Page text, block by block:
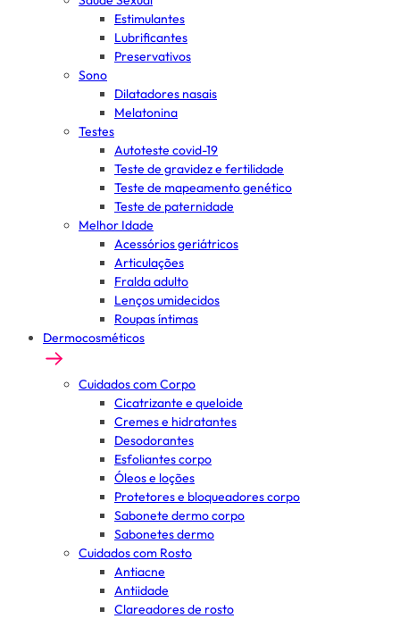
Estimulantes
Lubrificantes
Preservativos
Sono
Dilatadores nasais
Melatonina
Testes
Autoteste covid-19
Teste de gravidez e fertilidade
Teste de mapeamento genético
Teste de paternidade
Melhor Idade
Acessórios geriátricos
Articulações
Fralda adulto
Lenços umidecidos
Roupas íntimas
Dermocosméticos
Cuidados com Corpo
Cicatrizante e queloide
Cremes e hidratantes
Desodorantes
Esfoliantes corpo
Óleos e loções
Protetores e bloqueadores corpo
Sabonete dermo corpo
Sabonetes dermo
Cuidados com Rosto
Antiacne
Antiidade
Clareadores de rosto